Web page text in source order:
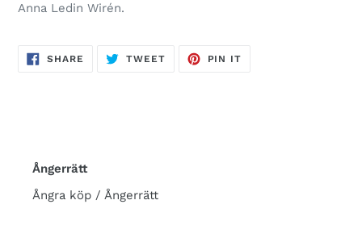
Anna Ledin Wirén.
SHARE SHARE
TWEETTWEET
PIN IT
Ångerrätt
Ångra köp / Ångerrätt